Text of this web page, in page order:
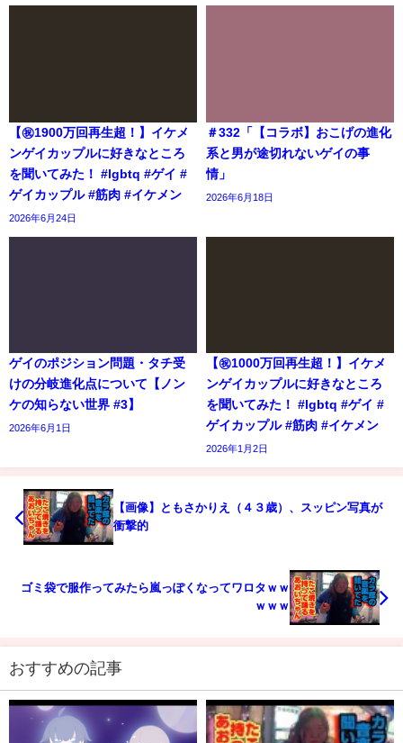
【㊗️1900万回再生超！】イケメ
ンゲイカップルに好きなところ
を聞いてみた！ #lgbtq #ゲイ #
ゲイカップル #筋肉 #イケメン
2026年6月24日
＃332「【コラボ】おこげの進化
系と男が途切れないゲイの事
情」
2026年6月18日
ゲイのポジション問題・タチ受
けの分岐進化点について【ノン
ケの知らない世界 #3】
2026年6月1日
【㊗️1000万回再生超！】イケメ
ンゲイカップルに好きなところ
を聞いてみた！ #lgbtq #ゲイ #
ゲイカップル #筋肉 #イケメン
2026年1月2日
【画像】ともさかりえ（４３歳）、スッピン写真が
衝撃的
ゴミ袋で服作ってみたら嵐っぽくなってワロタｗｗ
ｗｗｗ
おすすめの記事